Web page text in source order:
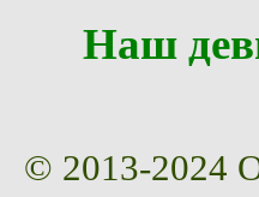
Наш
© 2013-2024